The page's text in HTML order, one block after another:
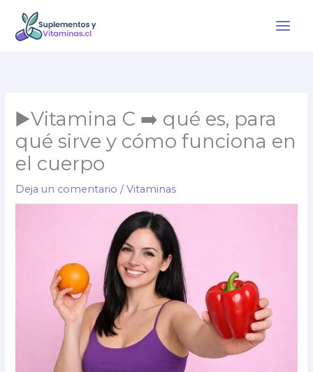
▶️Vitamina C ➡️ qué es, para
qué sirve y cómo funciona en
el cuerpo
Deja un comentario /Vitaminas